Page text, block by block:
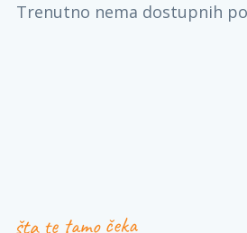
Trenutno nema dostupnih
šta te tamo čeka